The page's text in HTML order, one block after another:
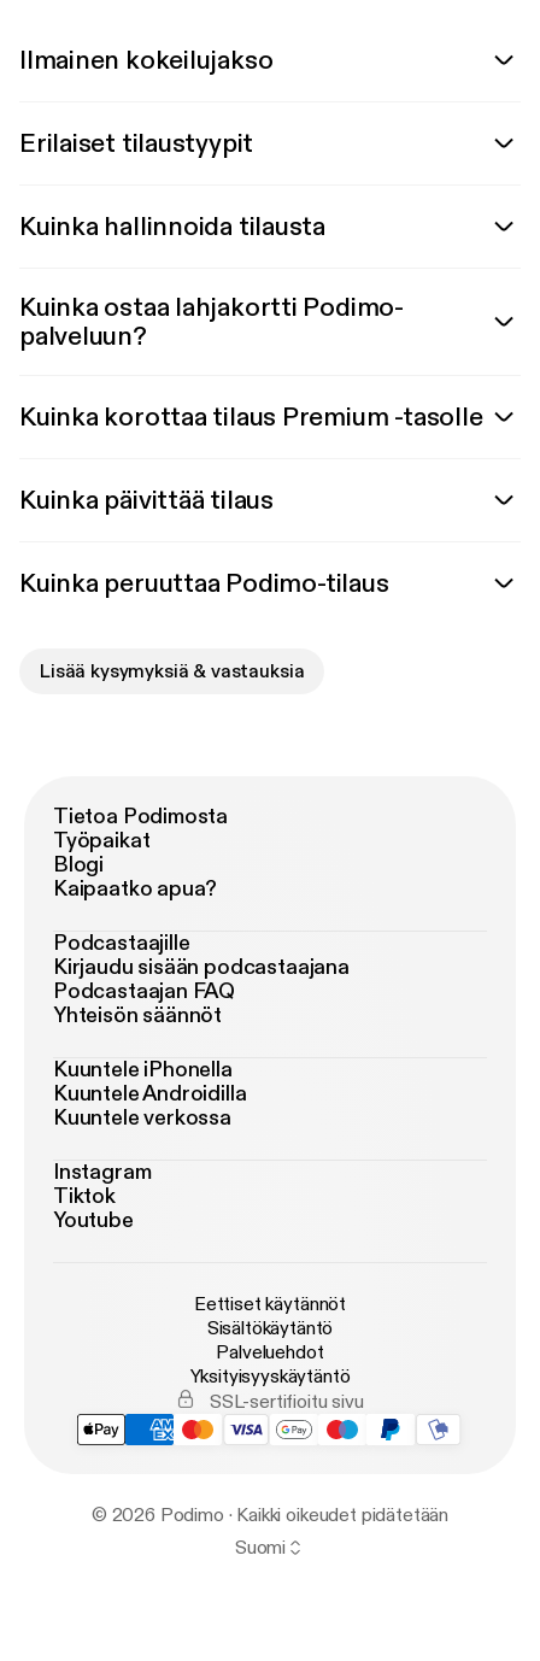
Ilmainen kokeilujakso
Erilaiset tilaustyypit
Kuinka hallinnoida tilausta
Kuinka ostaa lahjakortti Podimo-
palveluun?
Kuinka korottaa tilaus Premium -tasolle
Kuinka päivittää tilaus
Kuinka peruuttaa Podimo-tilaus
Lisää kysymyksiä & vastauksia
Tietoa Podimosta
Työpaikat
Blogi
Kaipaatko apua?
Podcastaajille
Kirjaudu sisään podcastaajana
Podcastaajan FAQ
Yhteisön säännöt
Kuuntele iPhonella
Kuuntele Androidilla
Kuuntele verkossa
Instagram
Tiktok
Youtube
Eettiset käytännöt
Sisältökäytäntö
Palveluehdot
Yksityisyyskäytäntö
SSL-sertifioitu sivu
© 2026 Podimo · Kaikki oikeudet pidätetään
Suomi